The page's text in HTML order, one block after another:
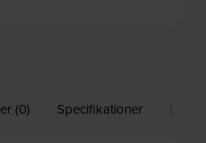
(0) Specifikationer